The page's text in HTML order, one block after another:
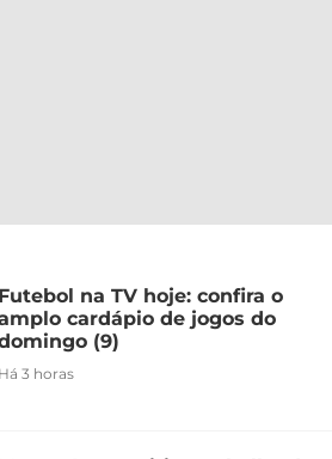
Futebol na TV hoje: confira o
cardápio de jogos do
(9)
Há 3 horas